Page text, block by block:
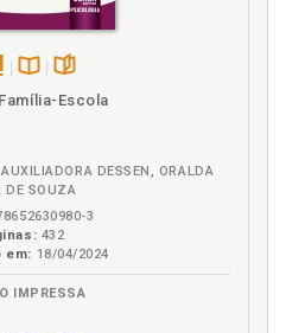
Disponível
páginas
Escola
DESSEN, ORALDA
DE SOUZA
3
432
em: 18/04/2024
IMPRESSA